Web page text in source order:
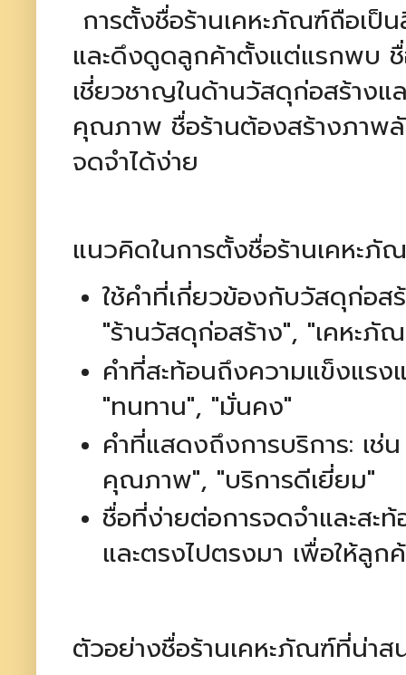
การตั้งชื่อร้านเคหะภัณฑ์ถือเป็
และดึงดูดลูกค้าตั้งแต่แรกพบ
เชี่ยวชาญในด้านวัสดุก่อสร้างแ
คุณภาพ ชื่อร้านต้องสร้างภาพ
จดจำได้ง่าย
แนวคิดในการตั้งชื่อร้านเคหะภั
ใช้คำที่เกี่ยวข้องกับวัสดุก่อส
"ร้านวัสดุก่อสร้าง", "เคหะ
คำที่สะท้อนถึงความแข็งแรง
"ทนทาน", "มั่นคง"
คำที่แสดงถึงการบริการ: เช่
คุณภาพ", "บริการดีเยี่ยม"
ชื่อที่ง่ายต่อการจดจำและส
และตรงไปตรงมา เพื่อให้ลูก
ตัวอย่างชื่อร้านเคหะภัณฑ์ที่น่าส